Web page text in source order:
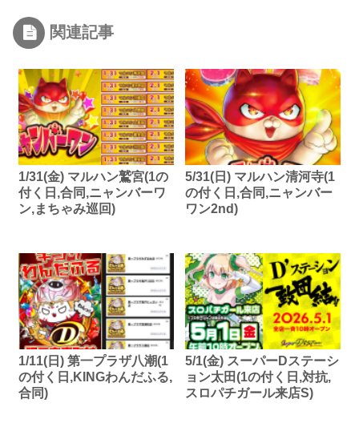
関連記事
1/31(金) マルハン鷲宮(1の
付く日,合同,ニャンバーワ
ン,まちゃみ巡回)
5/31(日) マルハン清河寺(1
の付く日,合同,ニャンバー
ワン2nd)
1/11(日) 第一プラザ八潮(1
の付く日,KINGわんだふる,
合同)
5/1(金) スーパーDステーシ
ョン太田(1の付く日,対抗,
スロパチガール来店S)